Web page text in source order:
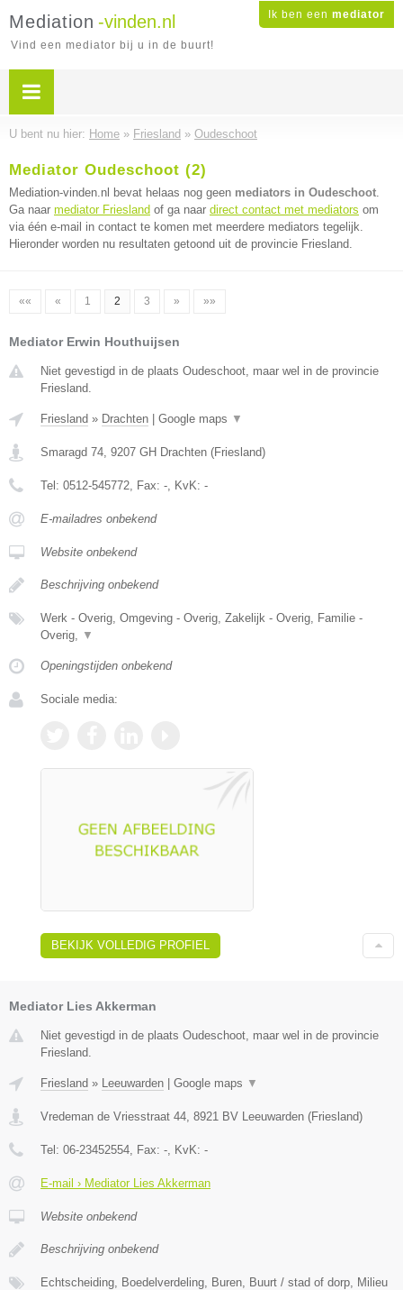
Ik ben een mediator
Mediation -vinden.nl
Vind een mediator bij u in de buurt!
U bent nu hier: Home » Friesland » Oudeschoot
Mediator Oudeschoot (2)
Mediation-vinden.nl bevat helaas nog geen mediators in Oudeschoot.
Ga naar mediator Friesland of ga naar direct contact met mediators om
via één e-mail in contact te komen met meerdere mediators tegelijk.
Hieronder worden nu resultaten getoond uit de provincie Friesland.
«« « 1 2 3 » »»
Mediator Erwin Houthuijsen
Niet gevestigd in de plaats Oudeschoot, maar wel in de provincie
Friesland.
Friesland » Drachten Google maps ▼
Smaragd 74, 9207 GH Drachten (Friesland)
Tel: 0512-545772, Fax: -, KvK: -
E-mailadres onbekend
Website onbekend
Beschrijving onbekend
Werk - Overig, Omgeving - Overig, Zakelijk - Overig, Familie -
Overig, ▼
Openingstijden onbekend
Sociale media:
BEKIJK VOLLEDIG PROFIEL
Mediator Lies Akkerman
Niet gevestigd in de plaats Oudeschoot, maar wel in de provincie
Friesland.
Friesland » Leeuwarden | Google maps ▼
Vredeman de Vriesstraat 44 8921 BV Leeuwarden (Friesland)
Tel: 06-23452554 , Fax: - , KvK: -
E-mail › Mediator Lies Akkerman
Website onbekend
Beschrijving onbekend
Echtscheiding, Boedelverdeling, Buren, Buurt / stad of dorp, Milieu